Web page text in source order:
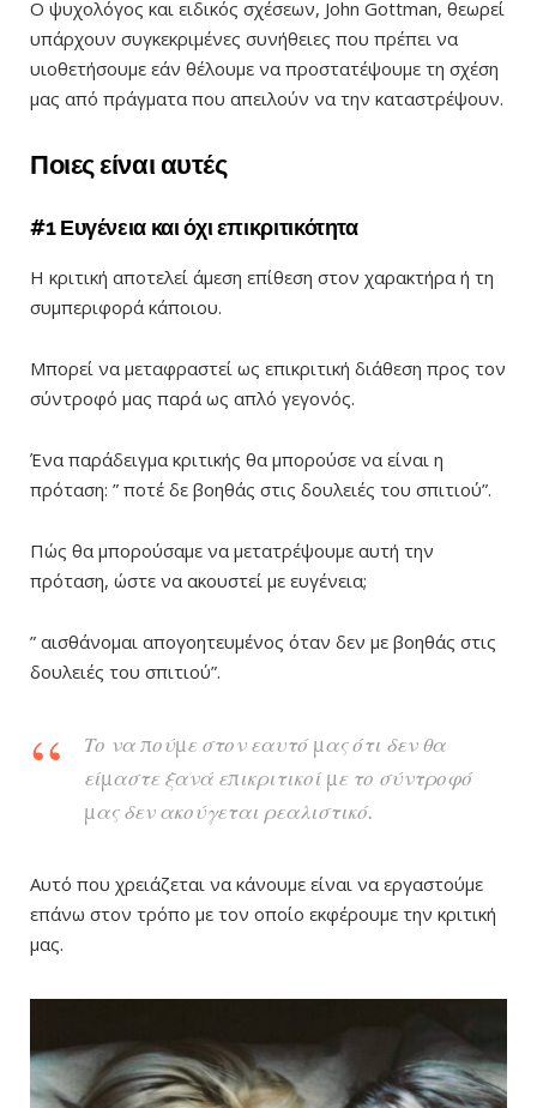
Ο ψυχολόγος και ειδικός σχέσεων, John Gottman, θεωρεί
υπάρχουν συγκεκριμένες συνήθειες που πρέπει να
υιοθετήσουμε εάν θέλουμε να προστατέψουμε τη σχέση
μας από πράγματα που απειλούν να την καταστρέψουν.
Ποιες είναι αυτές
#1 Ευγένεια και όχι επικριτικότητα
Η κριτική αποτελεί άμεση επίθεση στον χαρακτήρα ή τη
συμπεριφορά κάποιου.
Μπορεί να μεταφραστεί ως επικριτική διάθεση προς τον
σύντροφό μας παρά ως απλό γεγονός.
Ένα παράδειγμα κριτικής θα μπορούσε να είναι η
πρόταση: ” ποτέ δε βοηθάς στις δουλειές του σπιτιού”.
Πώς θα μπορούσαμε να μετατρέψουμε αυτή την
πρόταση, ώστε να ακουστεί με ευγένεια;
” αισθάνομαι απογοητευμένος όταν δεν με βοηθάς στις
δουλειές του σπιτιού”.
Το να πούμε στον εαυτό μας ότι δεν θα
είμαστε ξανά επικριτικοί με το σύντροφό
μας δεν ακούγεται ρεαλιστικό.
Αυτό που χρειάζεται να κάνουμε είναι να εργαστούμε
επάνω στον τρόπο με τον οποίο εκφέρουμε την κριτική
μας.